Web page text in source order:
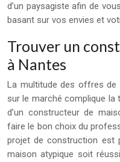
d’un paysagiste afin de
basant sur vos envies et
Trouver un
à Nantes
La multitude des offres de
sur le marché complique la
d’un constructeur de
faire le bon choix du
projet de construction est
maison atypique soit